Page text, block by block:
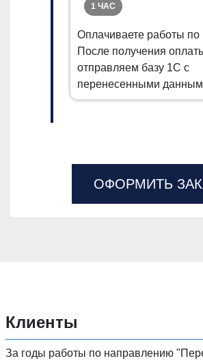
1 ЧАС
Оплачиваете работы по
После получения
отправляем базу 1С с
перенесенными
ОФОРМИТЬ
Клиенты
За годы работы по направлению